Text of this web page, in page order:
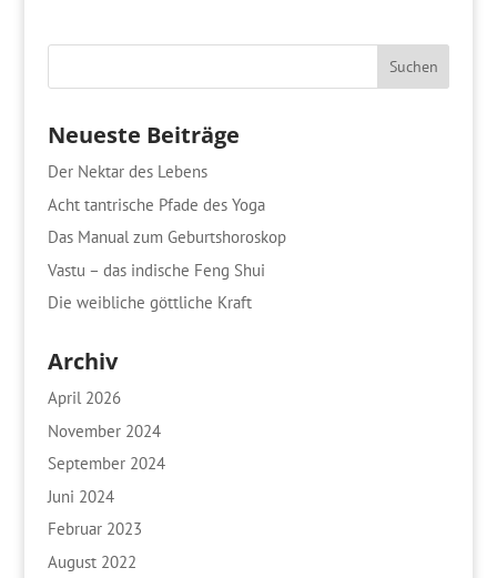
Neueste Beiträge
Der Nektar des Lebens
Acht tantrische Pfade des Yoga
Das Manual zum Geburtshoroskop
Vastu – das indische Feng Shui
Die weibliche göttliche Kraft
Archiv
April 2026
November 2024
September 2024
Juni 2024
Februar 2023
August 2022